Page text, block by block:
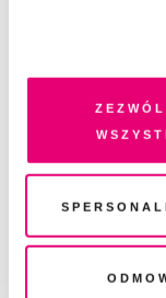
dobrowolną
pokrewne,
na Twoim
przetwarzanie
chwili wycofać lub
plików cookie".
legalność
Morze
KRZYSZTOF KAMIL